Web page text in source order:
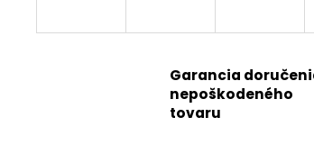
Garancia
nepoškodeného
tovaru